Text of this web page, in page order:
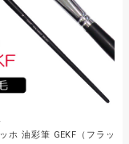
ホ 油彩筆 GEKF（フラッ